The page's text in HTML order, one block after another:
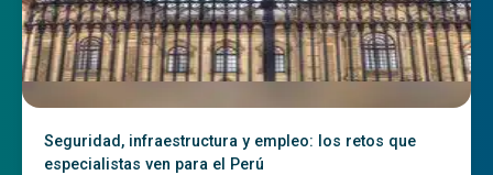
Seguridad, infraestructura y empleo: los retos que
especialistas ven para el Perú